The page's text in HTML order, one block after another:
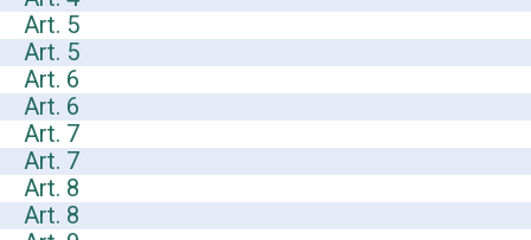
Art. 5
Art. 5
Art. 6
Art. 6
Art. 7
Art. 7
Art. 8
Art. 8